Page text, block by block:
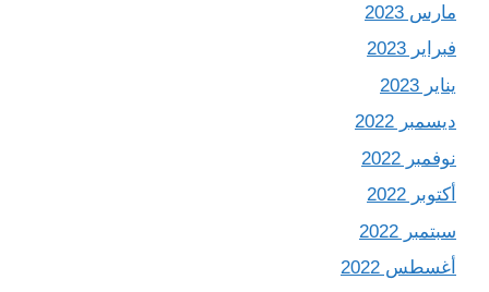
مارس 2023
فبراير 2023
يناير 2023
ديسمبر 2022
نوفمبر 2022
أكتوبر 2022
سبتمبر 2022
أغسطس 2022